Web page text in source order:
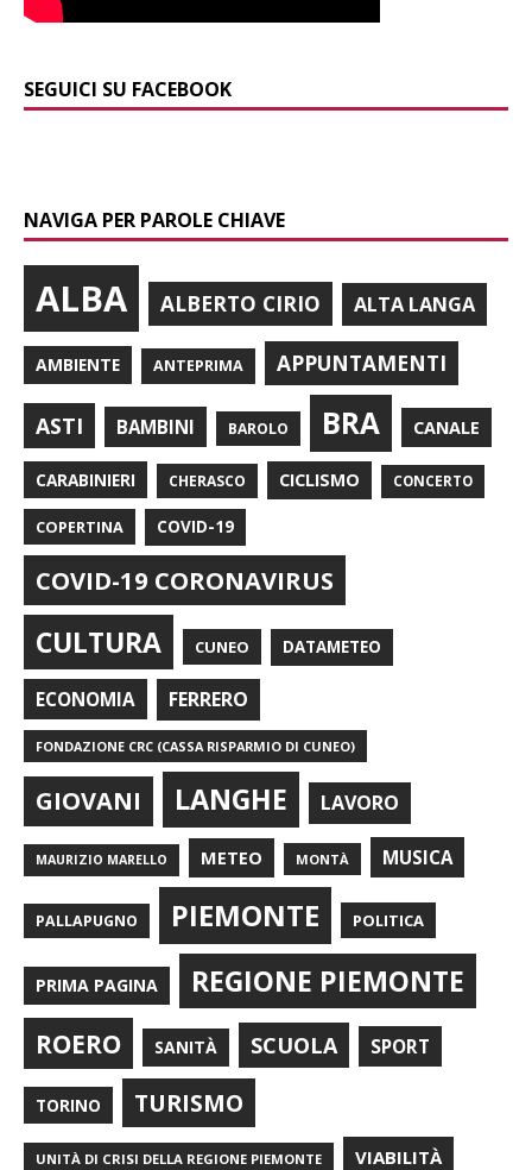
SEGUICI SU FACEBOOK
NAVIGA PER PAROLE CHIAVE
ALBA ALBERTO CIRIO ALTA LANGA
AMBIENTE ANTEPRIMA APPUNTAMENTI
ASTI BAMBINI BAROLO BRA CANALE
CARABINIERI CHERASCO CICLISMO CONCERTO
COPERTINA COVID-19
COVID-19 CORONAVIRUS
CULTURA CUNEO DATAMETEO
ECONOMIA FERRERO
FONDAZIONE CRC (CASSA RISPARMIO DI CUNEO)
GIOVANI LANGHE LAVORO
MAURIZIO MARELLO METEO MONTÀ MUSICA
PALLAPUGNO PIEMONTE POLITICA
PRIMA PAGINA REGIONE PIEMONTE
ROERO SANITÀ SCUOLA SPORT
TORINO TURISMO
UNITÀ DI CRISI DELLA REGIONE PIEMONTE VIABILITÀ